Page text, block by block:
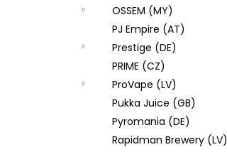
OSSEM (MY)
PJ Empire (AT)
Prestige (DE)
PRIME (CZ)
ProVape (LV)
Pukka Juice (GB)
Pyromania (DE)
Rapidman Brewery (LV)